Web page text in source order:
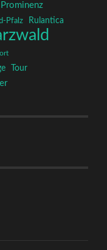
Prominenz
Pfalz Rulantica
Tour